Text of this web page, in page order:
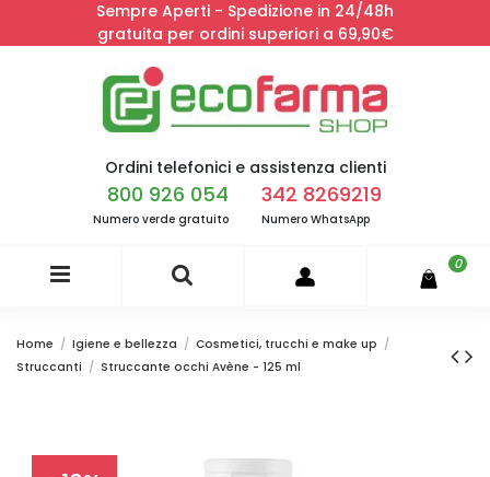
Sempre Aperti - Spedizione in 24/48h
gratuita per ordini superiori a 69,90€
Ordini telefonici e assistenza clienti
800 926 054
Numero verde gratuito
342 8269219
Numero WhatsApp
0
Home Igiene e bellezza
Cosmetici, trucchi e make up
Struccanti
Struccante occhi Avène - 125 ml